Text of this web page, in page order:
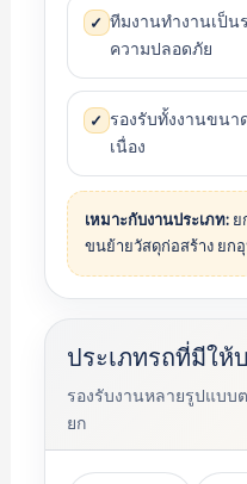
✓ ทีมงานทำงานเป็น
ความปลอดภัย
✓ รองรับทั้งงานขนา
เนื่อง
เหมาะกับงานประเภท:ย
ขนย้ายวัสดุก่อสร้าง ยก
ประเภทรถที่มีให้
รองรับงานหลายรูปแบ
ยก